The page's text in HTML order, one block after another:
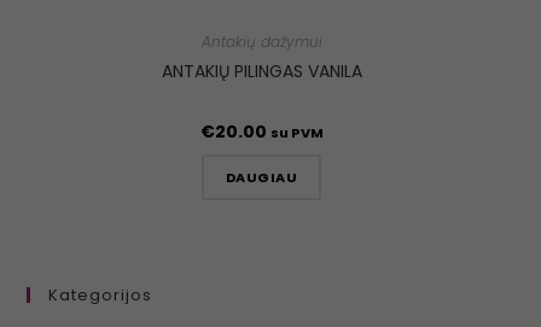
Antakių dažymui
ANTAKIŲ PILINGAS VANILA
€20.00 su PVM
DAUGIAU
Kategorijos